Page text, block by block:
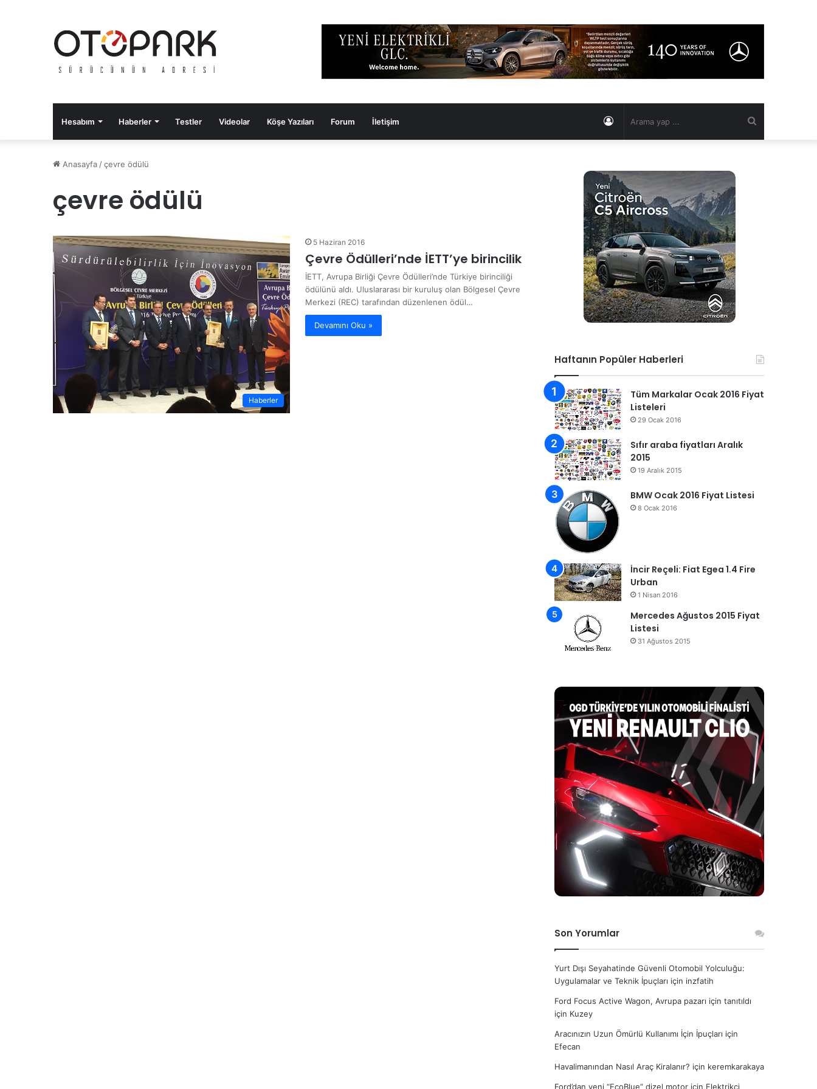
Hesabım Haberler Testler Videolar Köşe Yazıları Forum İletişim Kayıt
Anasayfa /çevre ödülü
çevre ödülü
Haberler
5 Haziran 2016
Çevre Ödülleri’nde İETT’ye birincilik
İETT, Avrupa Birliği Çevre Ödülleri’nde Türkiye birinciliği
ödülünü aldı. Uluslararası bir kuruluş olan Bölgesel Çevre
Merkezi (REC) tarafından düzenlenen ödül…
Devamını Oku »
Haftanın Popüler Haberleri
Tüm Markalar Ocak 2016 Fiyat
Listeleri
29 Ocak 2016
Sıfır araba fiyatları Aralık
2015
19 Aralık 2015
BMW Ocak 2016 Fiyat Listesi
8 Ocak 2016
İncir Reçeli: Fiat Egea 1.4 Fire
Urban
1 Nisan 2016
Mercedes Ağustos 2015 Fiyat
Listesi
31 Ağustos 2015
Son Yorumlar
Yurt Dışı Seyahatinde Güvenli Otomobil Yolculuğu:
Uygulamalar ve Teknik İpuçları için inzfatih
Ford Focus Active Wagon, Avrupa pazarı için tanıtıldı
için Kuzey
Aracınızın Uzun Ömürlü Kullanımı İçin İpuçları için
Efecan
Havalimanından Nasıl Araç Kiralanır? için keremkarakaya
Ford’dan yeni “EcoBlue” dizel motor için Elektrikçi